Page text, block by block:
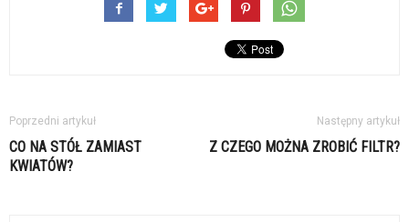
Poprzedni artykuł
CO NA STÓŁ ZAMIAST
KWIATÓW?
Następny artykuł
Z CZEGO MOŻNA ZROBIĆ FILTR?